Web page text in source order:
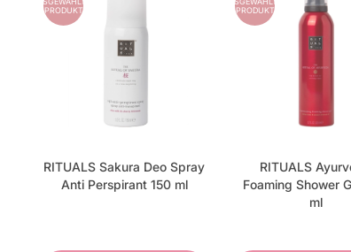
PRODUKT
RITUALS Sakura Deo Spray
Anti Perspirant 150 ml
PRODUKT
RITUALS
Foaming Shower
ml